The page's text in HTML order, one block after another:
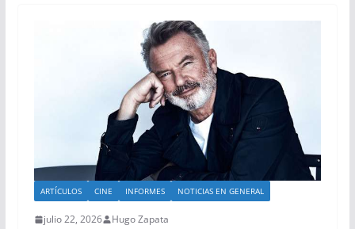
ARTÍCULOS CINE INFORMES NOTICIAS EN GENERAL
julio 22, 2026 Hugo Zapata